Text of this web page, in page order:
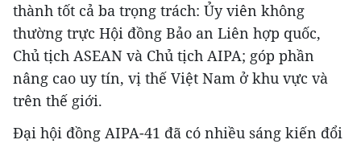
thành tốt cả ba trọng trách: Ủy viên không
thường trực Hội đồng Bảo an Liên hợp quốc,
Chủ tịch ASEAN và Chủ tịch AIPA; góp phần
nâng cao uy tín, vị thế Việt Nam ở khu vực và
trên thế giới.
Đại hội đồng AIPA-41 đã có nhiều sáng kiến đổi